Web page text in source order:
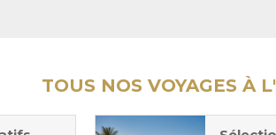
TOUS NOS VOYAGES À